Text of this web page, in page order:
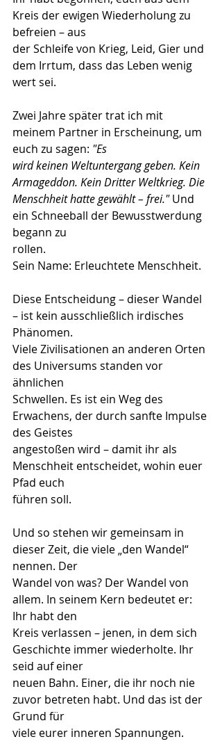
Kreis der ewigen Wiederholung zu
befreien – aus
der Schleife von Krieg, Leid, Gier und
dem Irrtum, dass das Leben wenig
wert sei.
Zwei Jahre später trat ich mit
meinem Partner in Erscheinung, um
euch zu sagen: "Es
wird keinen Weltuntergang geben. Kein
Armageddon. Kein Dritter Weltkrieg. Die
Menschheit hatte gewählt – frei." Und
ein Schneeball der Bewusstwerdung
begann zu
rollen.
Sein Name: Erleuchtete Menschheit.
Diese Entscheidung – dieser Wandel
– ist kein ausschließlich irdisches
Phänomen.
Viele Zivilisationen an anderen Orten
des Universums standen vor
ähnlichen
Schwellen. Es ist ein Weg des
Erwachens, der durch sanfte Impulse
des Geistes
angestoßen wird – damit ihr als
Menschheit entscheidet, wohin euer
Pfad euch
führen soll.
Und so stehen wir gemeinsam in
dieser Zeit, die viele „den Wandel“
nennen. Der
Wandel von was? Der Wandel von
allem. In seinem Kern bedeutet er:
Ihr habt den
Kreis verlassen – jenen, in dem sich
Geschichte immer wiederholte. Ihr
seid auf einer
neuen Bahn. Einer, die ihr noch nie
zuvor betreten habt. Und das ist der
Grund für
viele eurer inneren Spannungen.